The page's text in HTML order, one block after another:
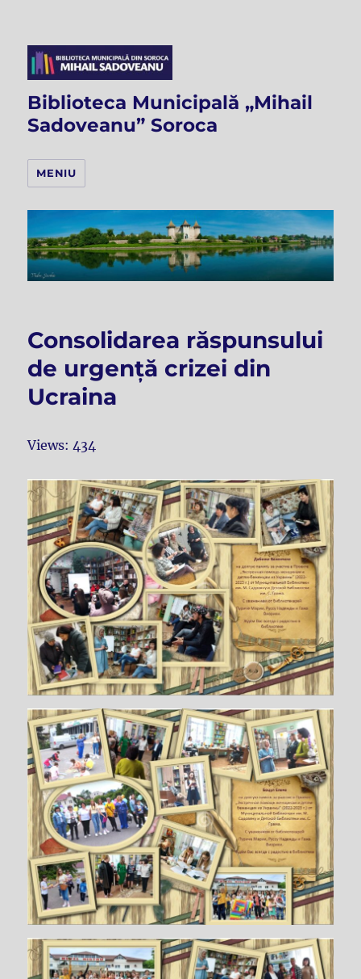
Biblioteca Municipală „Mihail
Sadoveanu” Soroca
MENIU
Consolidarea răspunsului
de urgență crizei din
Ucraina
Views: 434